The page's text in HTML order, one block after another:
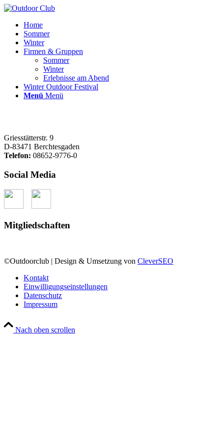
Home
Sommer
Winter
Firmen & Gruppen
Sommer
Winter
Erlebnisse am Abend
Winter Outdoor Festival
Menü Menü
Griesstätterstr. 9
D-83471 Berchtesgaden
Telefon: 08652-9776-0
Social Media
Mitgliedschaften
©Outdoorclub | Design & Umsetzung von CleverSEO
Kontakt
Einwilligungseinstellungen
Datenschutz
Impressum
Nach oben scrollen